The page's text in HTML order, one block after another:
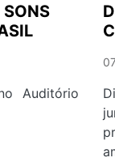
SONS
Auditório